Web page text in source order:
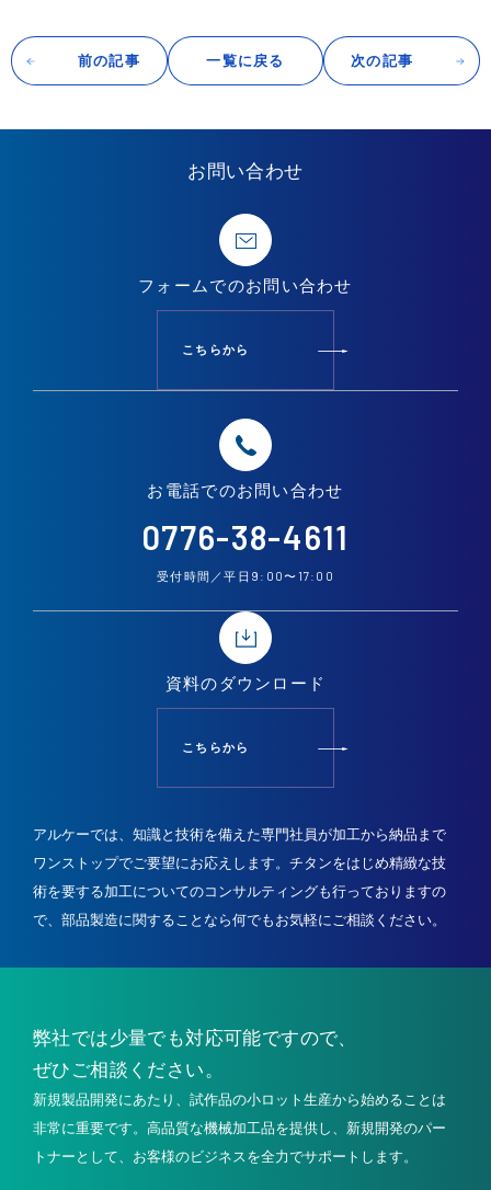
前の記事 一覧に戻る 次の記事
お問い合わせ
フォームでのお問い合わせ
こちらから
お電話でのお問い合わせ
0776-38-4611
受付時間／平日 9:00〜 17:00
資料の ダウンロード
こちらから
アルケーでは、知識と技術を備えた専門社員が加工から納品まで
ワンストップでご要望にお応えします。チタンをはじめ精緻な技
術を要する加工についてのコンサルティングも行っておりますの
で、部品製造に関することなら何でもお気軽にご相談ください。
弊社では少量でも対応可能ですので、
ぜひご相談ください。
新規製品開発にあたり、試作品の小ロット生産から始めることは
非常に重要です。高品質な機械加工品を提供し、新規開発のパー
トナーとして、お客様のビジネスを全力でサポートします。